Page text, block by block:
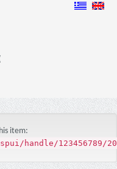
item:
handle/123456789/